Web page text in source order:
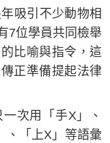
吸引不少動物相
7位學員共同檢舉
比喻與指令，這
正準備提起法律
次用「手X」、
、「上X」等語彙